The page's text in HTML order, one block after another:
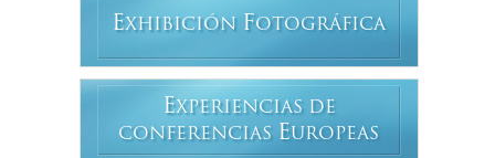
EXHIBICIÓN FOTOGRÁFICA
EXPERIENCIAS DE
CONFERENCIAS EUROPEAS